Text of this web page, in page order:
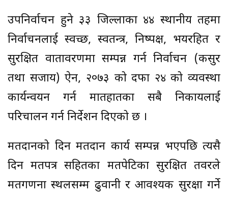
उपनिर्वाचन हुने ३३ जिल्लाका ४४ स्थानीय तहमा
निर्वाचनलाई स्वच्छ, स्वतन्त्र, निष्पक्ष, भयरहित र
सुरक्षित वातावरणमा सम्पन्न गर्न निर्वाचन (कसुर
तथा सजाय) ऐन, २०७३ को दफा २४ को व्यवस्था
कार्यन्वयन गर्न मातहातका सबै निकायलाई
परिचालन गर्न निर्देशन दिएको छ ।
मतदानको दिन मतदान कार्य सम्पन्न भएपछि त्यसै
दिन मतपत्र सहितका मतपेटिका सुरक्षित तवरले
मतगणना स्थलसम्म ढुवानी र आवश्यक सुरक्षा गर्ने